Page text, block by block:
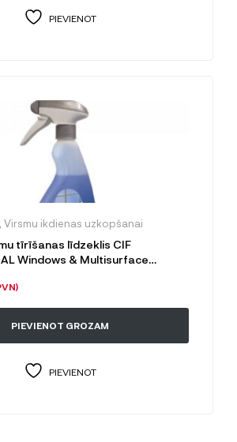
PIEVIENOT
, Virsmu ikdienas uzkopšanai
tīrīšanas līdzeklis CIF
Windows & Multisurface
PIEVIENOT GROZAM
PIEVIENOT